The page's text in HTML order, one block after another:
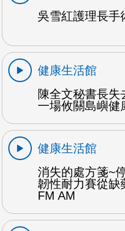
吳雪紅護理長手
健康生活館
陳全文秘書長失
一場攸關島嶼健
健康生活館
消失的處方箋~
韌性耐力賽從缺
FM AM